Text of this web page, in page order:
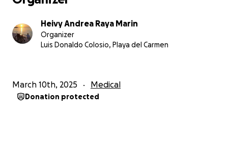
Les agradezco de antemano su generosidad y
Con cariño,
Heivy Andrea Raya Marin
Organizer
Luis Donaldo Colosio, Playa del Carmen
March 10th, 2025 Medical
Donation protected